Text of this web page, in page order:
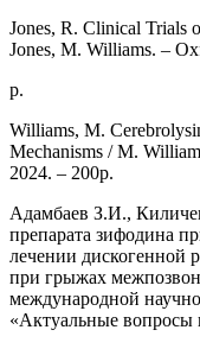
Jones, R. Clinical Trials
Jones, M. Williams. –
p.
Williams, M.
Mechanisms / M.
2024. – 200p.
Адамбаев З.И.,
препарата зифодина
лечении дискогенной
при грыжах
международной
«Актуальные вопросы